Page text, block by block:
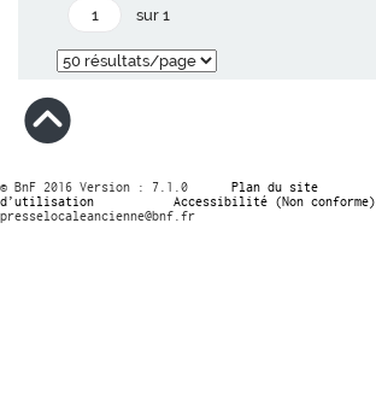
sur 1
© BnF 2016 Version : 7.1.0 Plan du site
d’utilisation
Accessibilité (Non conforme)
presselocaleancienne@bnf.fr